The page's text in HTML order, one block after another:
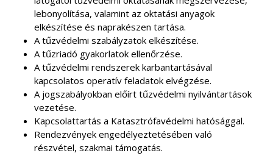
lebonyolítása, valamint az oktatási anyagok
elkészítése és naprakészen tartása.
A tűzvédelmi szabályzatok elkészítése.
A tűzriadó gyakorlatok ellenőrzése.
A tűzvédelmi rendszerek karbantartásával
kapcsolatos operatív feladatok elvégzése.
A jogszabályokban előírt tűzvédelmi nyilvántartások
vezetése.
Kapcsolattartás a Katasztrófavédelmi hatósággal.
Rendezvények engedélyeztetésében való
részvétel, szakmai támogatás.